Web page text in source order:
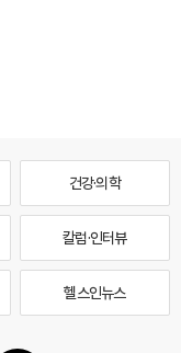
건강·의학
칼럼·인터뷰
헬스인뉴스